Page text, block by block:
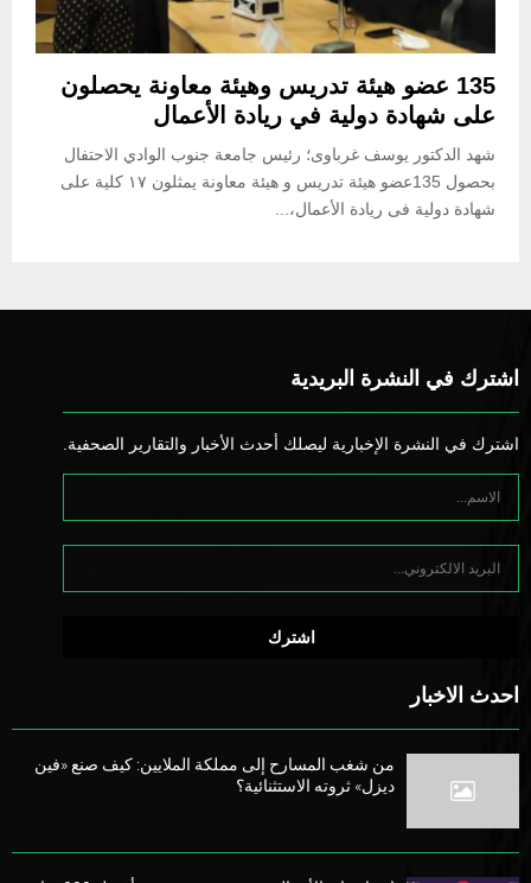
135 عضو هيئة تدريس وهيئة معاونة يحصلون
على شهادة دولية في ريادة الأعمال
شهد الدكتور يوسف غرباوى؛ رئيس جامعة جنوب الوادي الاحتفال
بحصول 135عضو هيئة تدريس و هيئة معاونة يمثلون ١٧ كلية على
شهادة دولية فى ريادة الأعمال،...
اشترك في النشرة البريدية
اشترك في النشرة الإخبارية ليصلك أحدث الأخبار والتقارير الصحفية.
احدث الاخبار
من شغب المسارح إلى مملكة الملايين: كيف صنع «فين
ديزل» ثروته الاستثنائية؟